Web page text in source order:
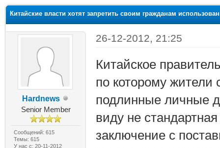
Китайские власти хотят запретить своим гражданам
Hardnews
Senior Member
Сообщений: 615
Темы: 615
У нас с: 20-11-2012
26-12-2012, 21:25
Китайское
по которому жители
подлинные личные
виду не
заключение с